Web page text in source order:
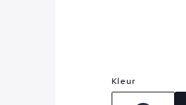
Kleur